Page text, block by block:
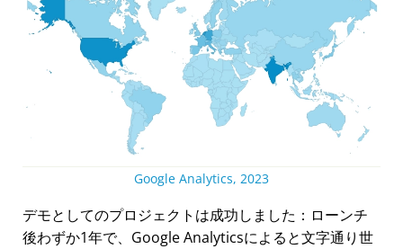
Google Analytics, 2023
デモとしてのプロジェクトは成功しました：ローンチ
後わずか1年で、Google Analyticsによると文字通り世